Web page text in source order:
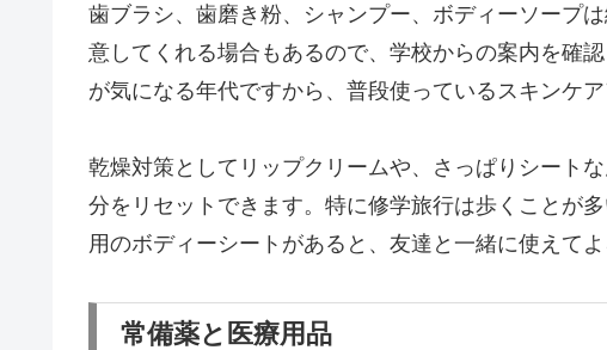
歯ブラシ、歯磨き粉、シャンプー、ボディーソープ
意してくれる場合もあるので、学校からの案内を確
が気になる年代ですから、普段使っているスキンケ
乾燥対策としてリップクリームや、さっぱりシート
分をリセットできます。特に修学旅行は歩くことが
用のボディーシートがあると、友達と一緒に使えてよ
常備薬と医療用品